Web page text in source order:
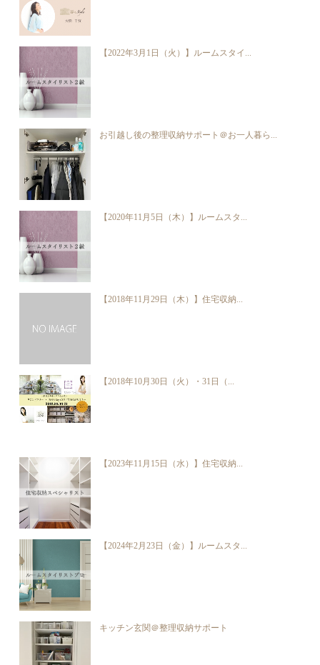
【2022年3月1日（火）】ルームスタイ...
お引越し後の整理収納サポート＠お一人暮ら...
【2020年11月5日（木）】ルームスタ...
【2018年11月29日（木）】住宅収納...
【2018年10月30日（火）・31日（...
【2023年11月15日（水）】住宅収納...
【2024年2月23日（金）】ルームスタ...
キッチン玄関＠整理収納サポート